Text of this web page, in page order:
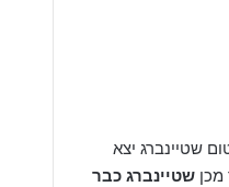
שטיינברג יצא
שטיינברג כבר